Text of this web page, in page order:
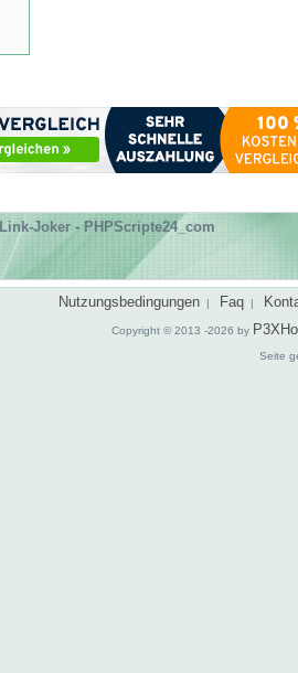
Link-Joker - PHPScripte24_com
Nutzungsbedingungen | Faq |
Copyright © 2013 -2026 by
Seite